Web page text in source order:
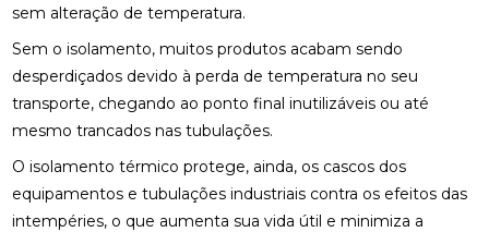
sem alteração de temperatura.
Sem o isolamento, muitos produtos acabam sendo
desperdiçados devido à perda de temperatura no seu
transporte, chegando ao ponto final inutilizáveis ou até
mesmo trancados nas tubulações.
O isolamento térmico protege, ainda, os cascos dos
equipamentos e tubulações industriais contra os efeitos das
intempéries, o que aumenta sua vida útil e minimiza a